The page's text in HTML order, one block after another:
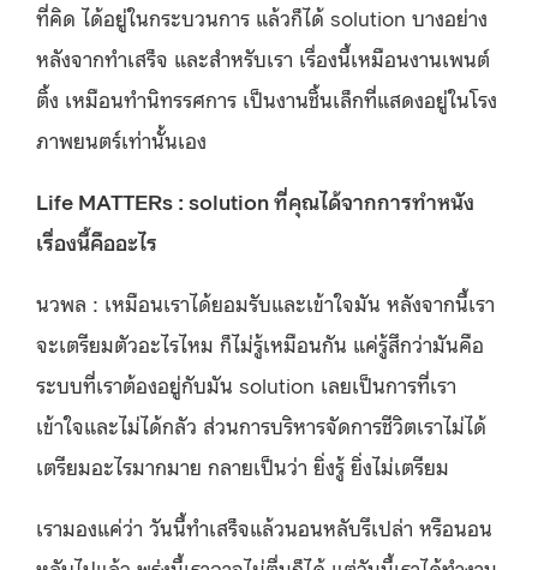
ที่คิด ได้อยู่ในกระบวนการ แล้วก็ได้ solution บางอย่าง
หลังจากทำเสร็จ และสำหรับเรา เรื่องนี้เหมือนงานเพนต์
ติ้ง เหมือนทำนิทรรศการ เป็นงานชิ้นเล็กที่แสดงอยู่ในโรง
ภาพยนตร์เท่านั้นเอง
Life MATTERs : solution ที่คุณได้จากการทำหนัง
เรื่องนี้คืออะไร
นวพล : เหมือนเราได้ยอมรับและเข้าใจมัน หลังจากนี้เรา
จะเตรียมตัวอะไรไหม ก็ไม่รู้เหมือนกัน แค่รู้สึกว่ามันคือ
ระบบที่เราต้องอยู่กับมัน solution เลยเป็นการที่เรา
เข้าใจและไม่ได้กลัว ส่วนการบริหารจัดการชีวิตเราไม่ได้
เตรียมอะไรมากมาย กลายเป็นว่า ยิ่งรู้ ยิ่งไม่เตรียม
เรามองแค่ว่า วันนี้ทำเสร็จแล้วนอนหลับรึเปล่า หรือนอน